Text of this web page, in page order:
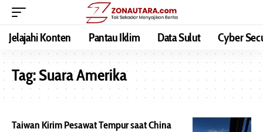
Jelajahi Konten Pantau Iklim Data Sulut Cyber
Tag:Suara Amerika
Taiwan Kirim Pesawat Tempur saat China